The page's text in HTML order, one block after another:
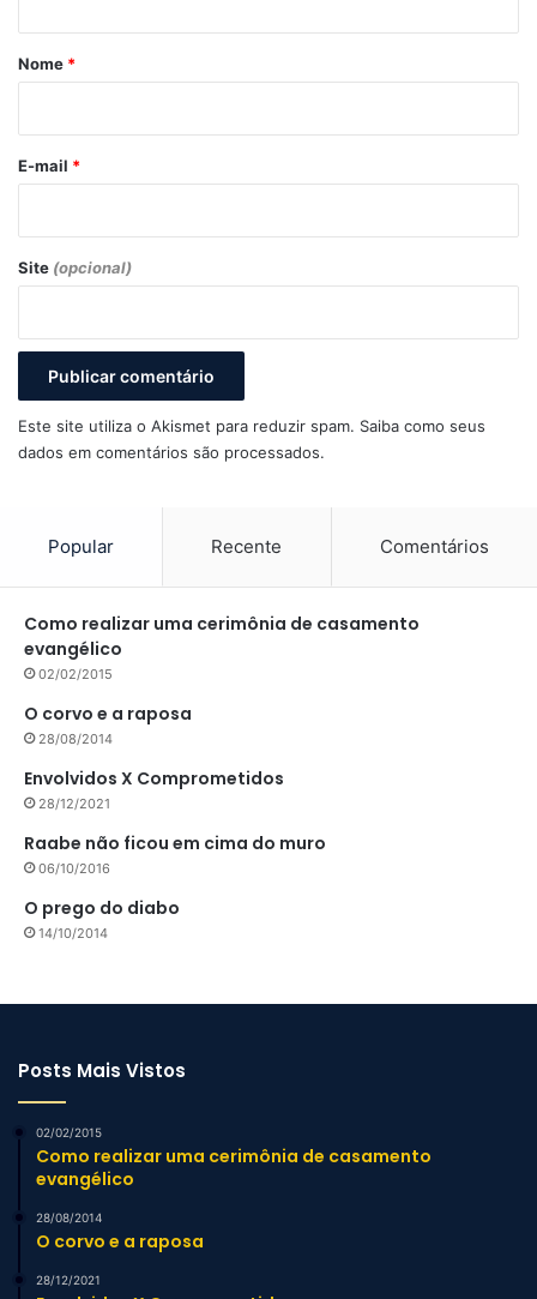
r
*
Nome *
E-mail *
Site (opcional)
Este site utiliza o Akismet para reduzir spam. Saiba como seus
dados em comentários são processados.
Popular Recente Comentários
Como realizar uma cerimônia de casamento
evangélico
02/02/2015
O corvo e a raposa
28/08/2014
Envolvidos X Comprometidos
28/12/2021
Raabe não ficou em cima do muro
06/10/2016
O prego do diabo
14/10/2014
Posts Mais Vistos
02/02/2015
Como realizar uma cerimônia de casamento
evangélico
28/08/2014
O corvo e a raposa
28/12/2021